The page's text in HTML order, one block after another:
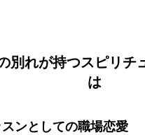
別れが持つスピリチ
は
ンとしての職場恋愛